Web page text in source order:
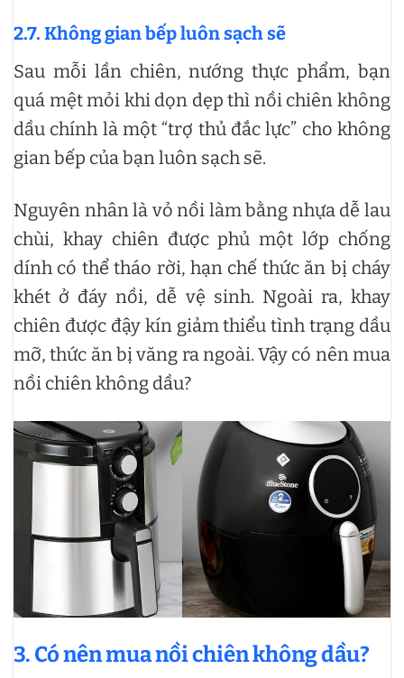
2.7. Không gian bếp luôn sạch sẽ
Sau mỗi lần chiên, nướng thực phẩm, bạn
quá mệt mỏi khi dọn dẹp thì nồi chiên không
dầu chính là một “trợ thủ đắc lực” cho không
gian bếp của bạn luôn sạch sẽ.
Nguyên nhân là vỏ nồi làm bằng nhựa dễ lau
chùi, khay chiên được phủ một lớp chống
dính có thể tháo rời, hạn chế thức ăn bị cháy
khét ở đáy nồi, dễ vệ sinh. Ngoài ra, khay
chiên được đậy kín giảm thiểu tình trạng dầu
mỡ, thức ăn bị văng ra ngoài. Vậy có nên mua
nồi chiên không dầu?
3. Có nên mua nồi chiên không dầu?